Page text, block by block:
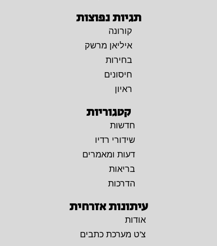
תגיות נפוצות
קורונה
איליאן מרשק
בחירות
חיסונים
ראיון
קטגוריות
חדשות
שידורי רדיו
דעות ומאמרים
בריאות
הדרכות
עיתונות אזרחית
אודות
צ'ט מערכת כתבים